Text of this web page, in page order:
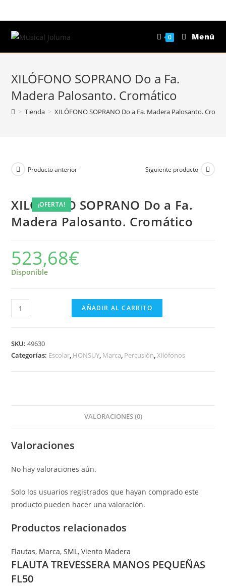
al
contenido
0 Menú
XILÓFONO SOPRANO Do a Fa.
Madera Palosanto. Cromático
> Tienda > XILÓFONO SOPRANO Do a Fa. Madera Palosanto.
Producto anterior Siguiente producto
XILÓFONO SOPRANO Do a Fa.
Madera Palosanto. Cromático
523,68€
Disponible
XILÓFONO
SOPRANO
a
Fa.
AÑADIR AL CARRITO
SKU:49630
Categorías: Escolar, HONSUY, Marca, Percusión,Xilófonos
VALORACIONES (0)
Valoraciones
No hay valoraciones aún.
Solo los usuarios registrados que hayan comprado este
producto pueden hacer una valoración.
Productos relacionados
¡OFERTA!
Flautas, Marca,SML,Viento Madera
FLAUTA TREVESSERA MANOS PEQUEÑAS
FL50
¡OFERTA!
¡OFERTA!